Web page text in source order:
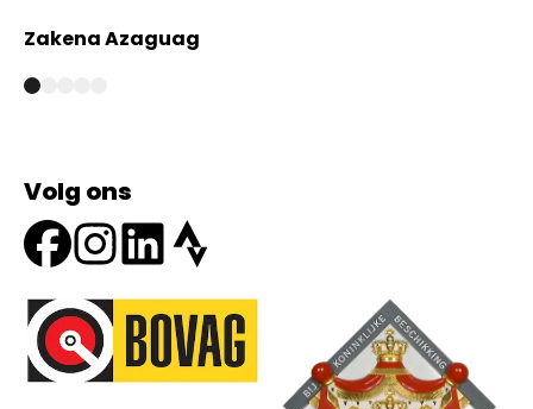
Zakena Azaguag
Volg ons
Onze partners